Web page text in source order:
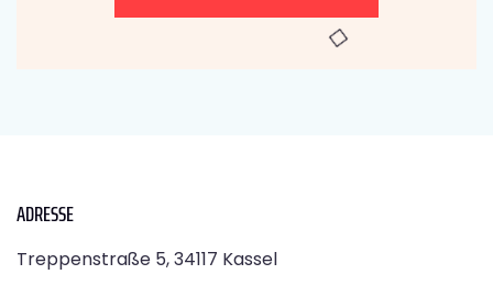
ADRESSE
Treppenstraße 5, 34117 Kassel